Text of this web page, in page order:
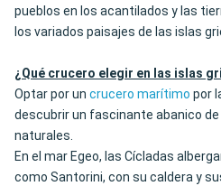
pueblos en los acantilados y las
los variados paisajes de las islas
¿Qué crucero elegir en las islas
Optar por un crucero marítimo por
descubrir un fascinante abanico
naturales.
En el mar Egeo, las Cícladas
como Santorini, con su caldera y